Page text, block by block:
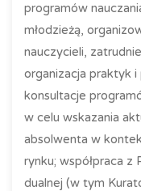
programów
młodzieżą,
nauczycieli,
organizacja praktyk
konsultacje
w celu wskazania
absolwenta w
rynku; współpraca z
dualnej (w tym